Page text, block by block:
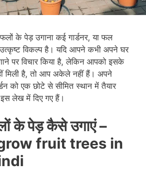
के पेड़ उगाना कई गार्डनर, या फल
विकल्प है। यदि आपने कभी अपने घर
पर विचार किया है, लेकिन आपको इसके
मिली है, तो आप अकेले नहीं हैं। अपने
को एक छोटे से सीमित स्थान में तैयार
लेख में दिए गए हैं।
के पेड़ कैसे उगाएं –
fruit trees in